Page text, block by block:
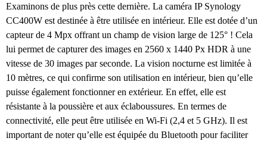
Examinons de plus près cette dernière. La caméra IP Synology
CC400W est destinée à être utilisée en intérieur. Elle est dotée d’un
capteur de 4 Mpx offrant un champ de vision large de 125° ! Cela
lui permet de capturer des images en 2560 x 1440 Px HDR à une
vitesse de 30 images par seconde. La vision nocturne est limitée à
10 mètres, ce qui confirme son utilisation en intérieur, bien qu’elle
puisse également fonctionner en extérieur. En effet, elle est
résistante à la poussière et aux éclaboussures. En termes de
connectivité, elle peut être utilisée en Wi-Fi (2,4 et 5 GHz). Il est
important de noter qu’elle est équipée du Bluetooth pour faciliter